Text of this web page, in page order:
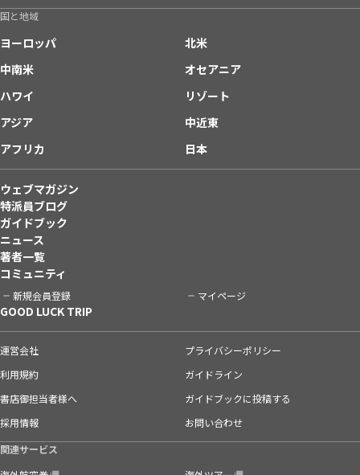
国と地域
ヨーロッパ
北米
中南米
オセアニア
ハワイ
リゾート
アジア
中近東
アフリカ
日本
ウェブマガジン
特派員ブログ
ガイドブック
ニュース
著者一覧
コミュニティ
新規会員登録 マイページ
GOOD LUCK TRIP
運営会社
プライバシーポリシー
利用規約
ガイドライン
書店御担当者様へ
ガイドブックに投稿する
採用情報
お問い合わせ
関連サービス